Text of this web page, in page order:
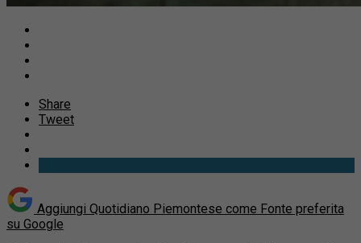
Share
Tweet
Aggiungi Quotidiano Piemontese come Fonte preferita
su Google